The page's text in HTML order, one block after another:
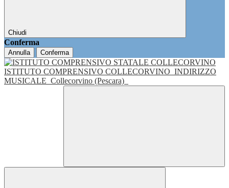
Chiudi
Conferma
Annulla Conferma
ISTITUTO COMPRENSIVO COLLECORVINO INDIRIZZO
MUSICALE Collecorvino (Pescara)